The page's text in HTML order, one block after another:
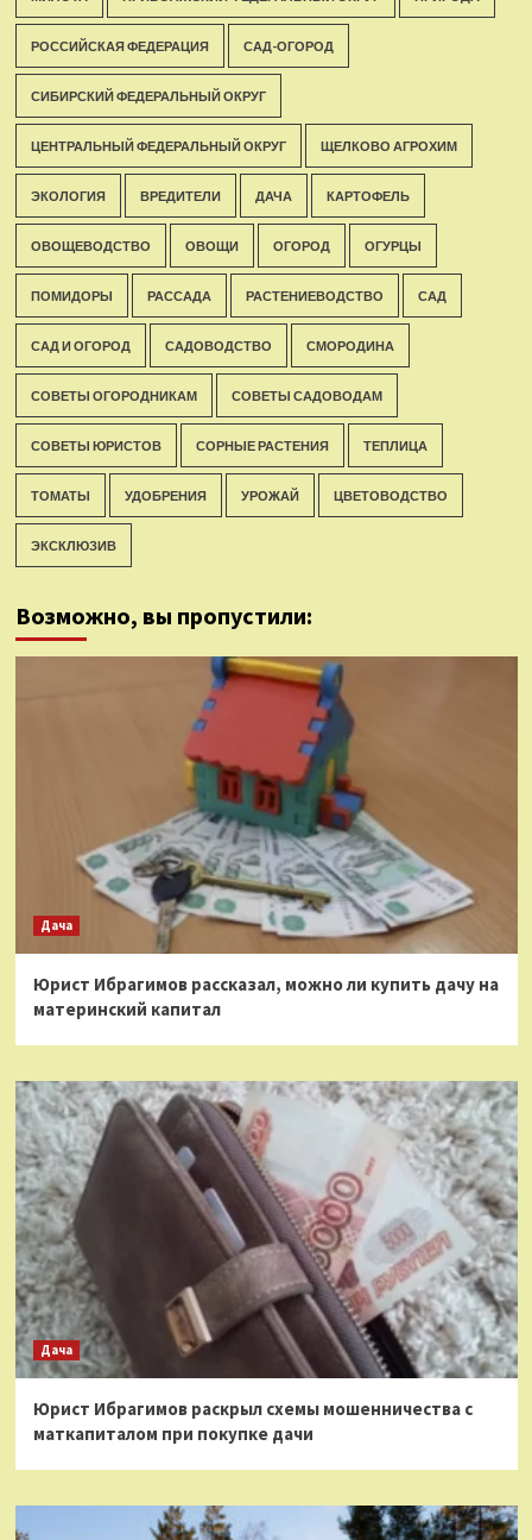
РОССИЙСКАЯ ФЕДЕРАЦИЯ САД-ОГОРОД
СИБИРСКИЙ ФЕДЕРАЛЬНЫЙ ОКРУГ
ЦЕНТРАЛЬНЫЙ ФЕДЕРАЛЬНЫЙ ОКРУГ ЩЕЛКОВО АГРОХИМ
ЭКОЛОГИЯ ВРЕДИТЕЛИ ДАЧА КАРТОФЕЛЬ
ОВОЩЕВОДСТВО ОВОЩИ ОГОРОД ОГУРЦЫ
ПОМИДОРЫ РАССАДА РАСТЕНИЕВОДСТВО САД
САД И ОГОРОД САДОВОДСТВО СМОРОДИНА
СОВЕТЫ ОГОРОДНИКАМ СОВЕТЫ САДОВОДАМ
СОВЕТЫ ЮРИСТОВ СОРНЫЕ РАСТЕНИЯ ТЕПЛИЦА
ТОМАТЫ УДОБРЕНИЯ УРОЖАЙ ЦВЕТОВОДСТВО
ЭКСКЛЮЗИВ
Возможно, вы пропустили:
Дача
Юрист Ибрагимов рассказал, можно ли купить дачу на
материнский капитал
Дача
Юрист Ибрагимов раскрыл схемы мошенничества с
маткапиталом при покупке дачи